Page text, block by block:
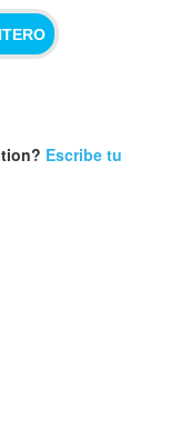
Escribe tu